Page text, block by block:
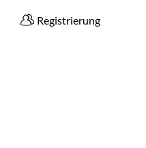
Registrierung